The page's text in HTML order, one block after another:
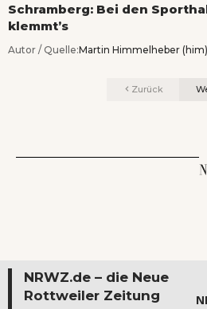
Schramberg: Bei den
klemmt’s
Autor / Quelle:Martin Himmelheber (him)
Zurück
NRWZ.de – die Neue
Rottweiler Zeitung